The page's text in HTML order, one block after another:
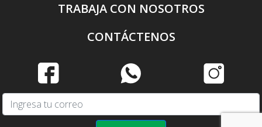
TRABAJA CON NOSOTROS
CONTÁCTENOS